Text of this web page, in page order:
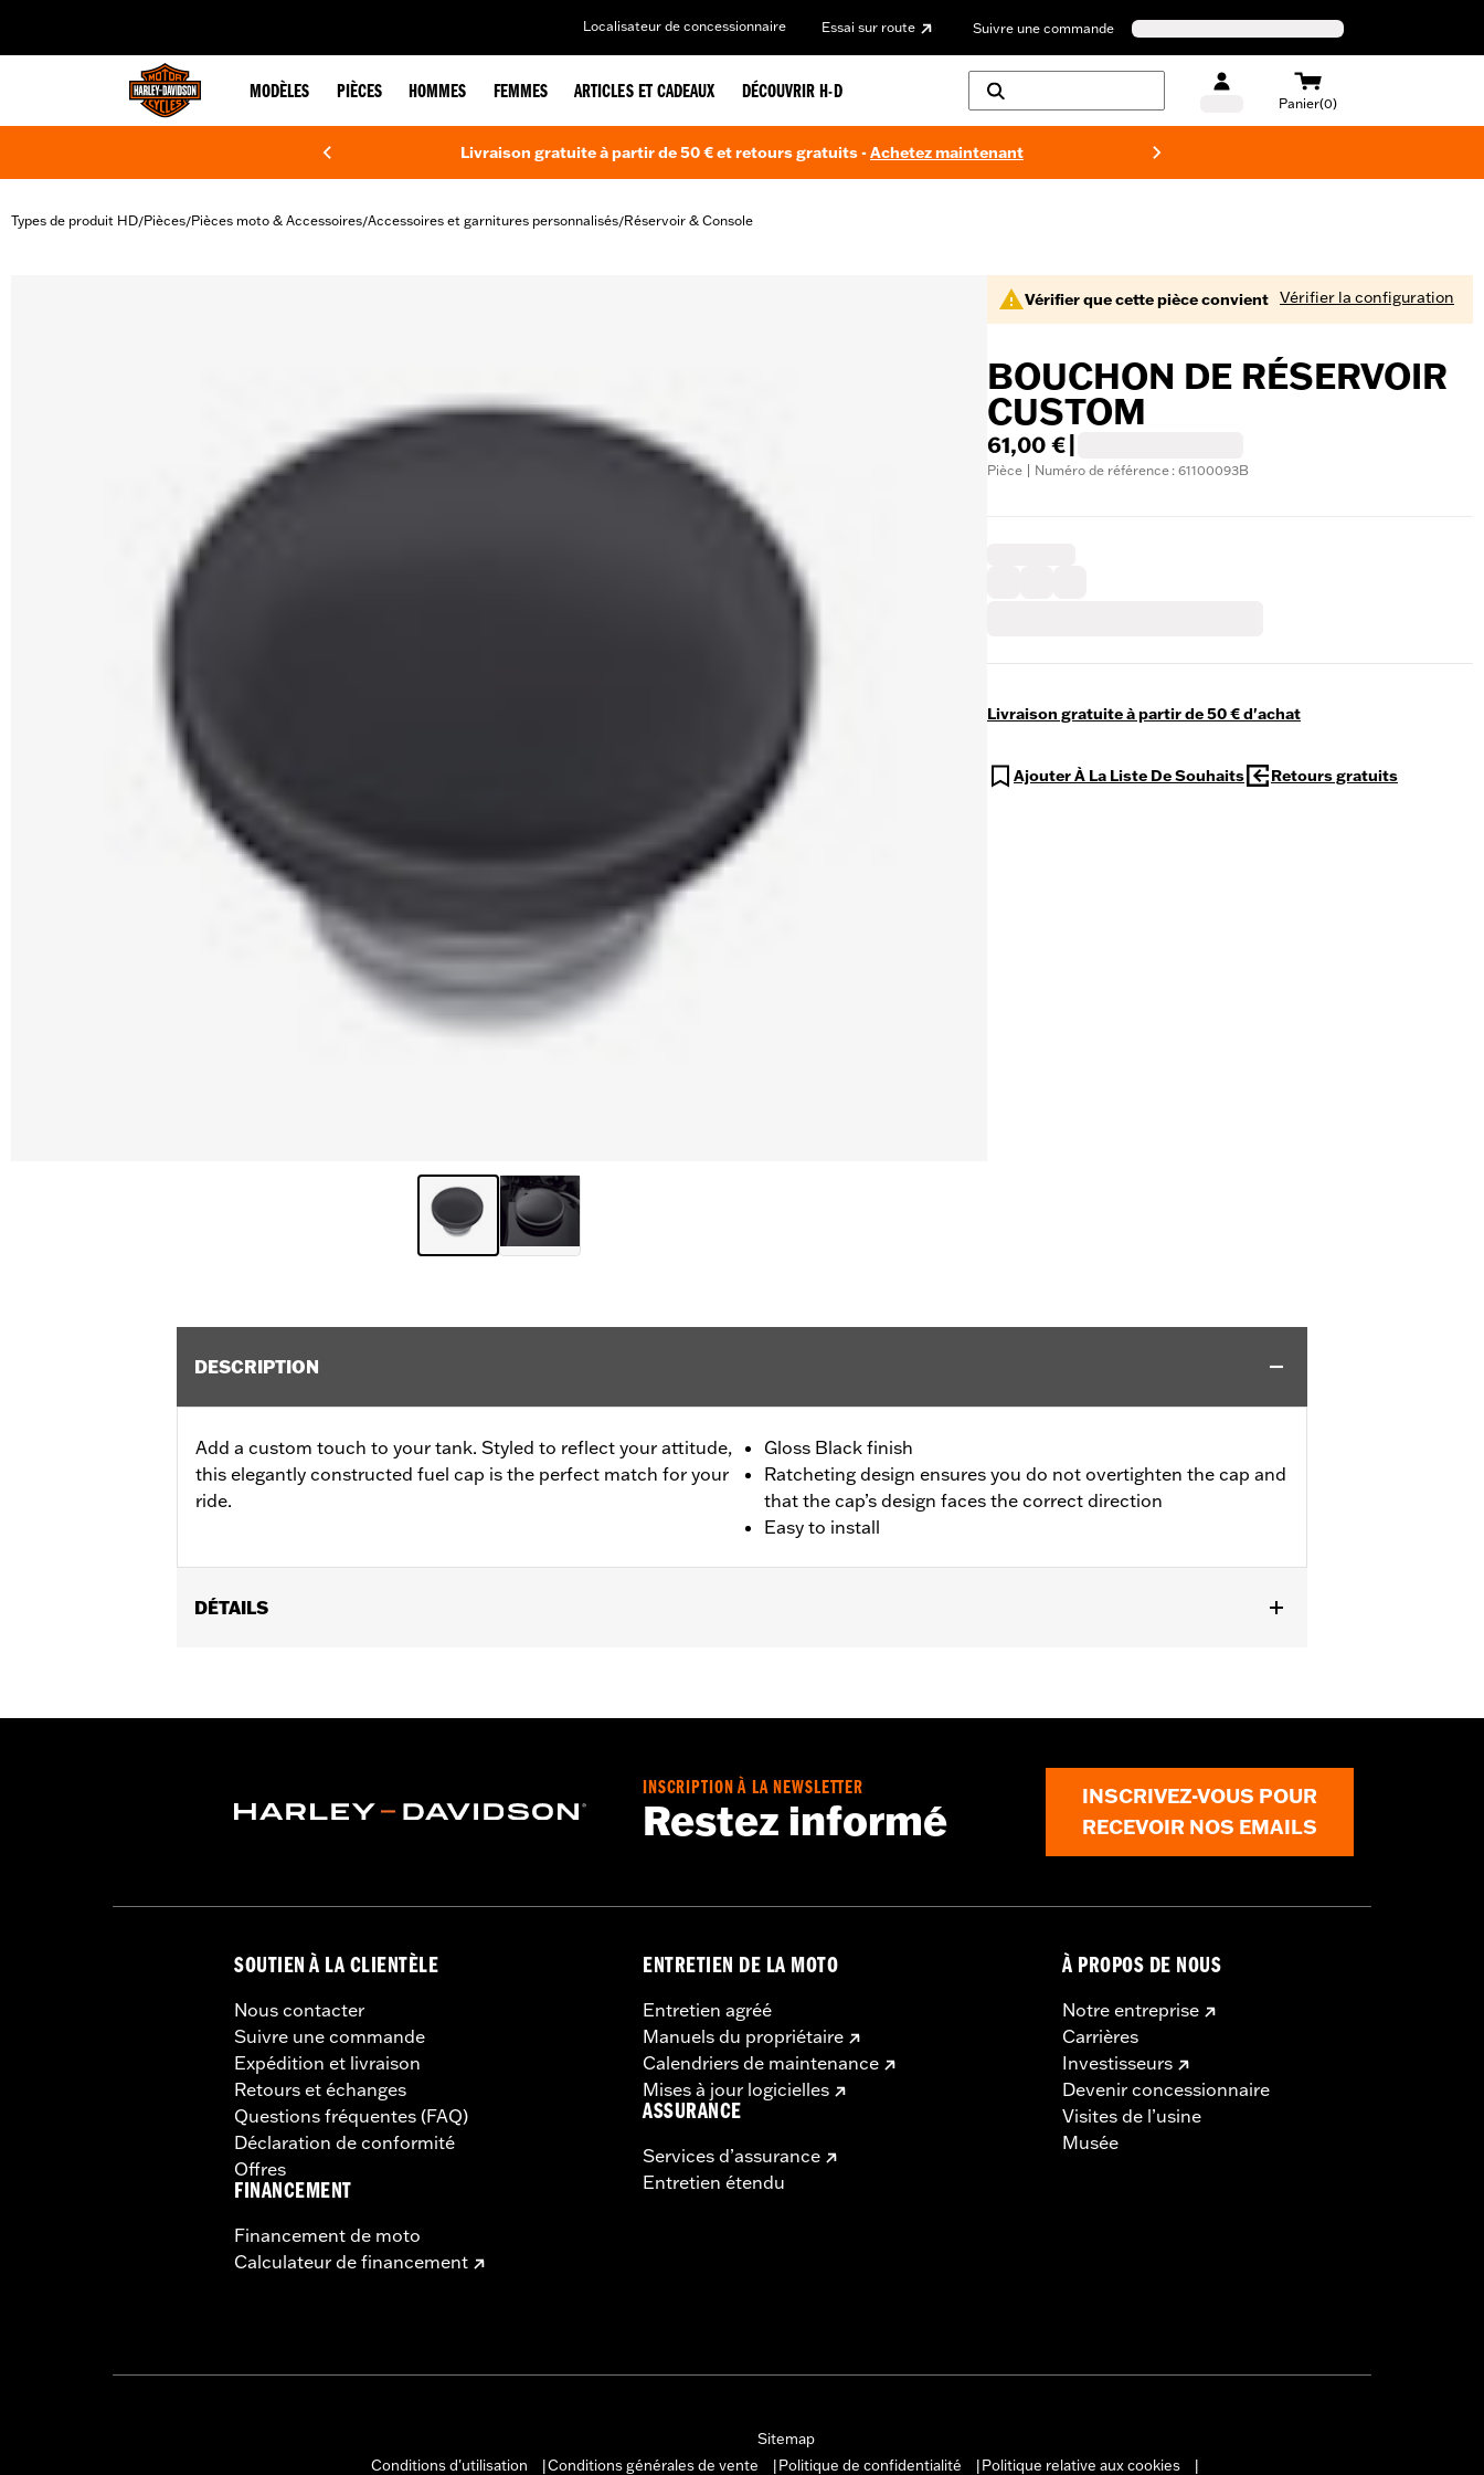
Localisateur de concessionnaire Essai sur route Suivre une commande
MODÈLES PIÈCES HOMMES FEMMES ARTICLES ET CADEAUX DÉCOUVRIR H-D
Panier(0)
Livraison gratuite à partir de 50 € et retours gratuits -Achetez maintenant
Types de produit HD/Pièces/Pièces moto & Accessoires/Accessoires et garnitures personnalisés/Réservoir & Console
Vérifier que cette pièce convient Vérifier la configuration
BOUCHON DE RÉSERVOIR
CUSTOM
61,00 €
Pièce | Numéro de référence : 61100093B
Livraison gratuite à partir de 50 € d'achat
Ajouter À La Liste De Souhaits Retours gratuits
DESCRIPTION
Add a custom touch to your tank. Styled to reflect your attitude,
this elegantly constructed fuel cap is the perfect match for your
ride.
Gloss Black finish
Ratcheting design ensures you do not overtighten the cap and
that the cap’s design faces the correct direction
Easy to install
DÉTAILS
Freewheeler® à partir de 2015. Ne convient pas aux modèles équipés de bouchons de réservoir à verrouillage ou à ancrage d'origine.
Dans la boîte:Bouchon de réservoir uniquement
INSCRIPTION À LA NEWSLETTER
Restez informé
INSCRIVEZ-VOUS POUR
RECEVOIR NOS EMAILS
SOUTIEN À LA CLIENTÈLE
Nous contacter
Suivre une commande
Expédition et livraison
Retours et échanges
Questions fréquentes (FAQ)
Déclaration de conformité
Offres
FINANCEMENT
Financement de moto
Calculateur de financement
ENTRETIEN DE LA MOTO
Entretien agréé
Manuels du propriétaire
Calendriers de maintenance
Mises à jour logicielles
ASSURANCE
Services d’assurance
Entretien étendu
À PROPOS DE NOUS
Notre entreprise
Carrières
Investisseurs
Devenir concessionnaire
Visites de l’usine
Musée
Sitemap
Conditions d'utilisation
Conditions générales de vente Politique de confidentialité Politique relative aux cookies